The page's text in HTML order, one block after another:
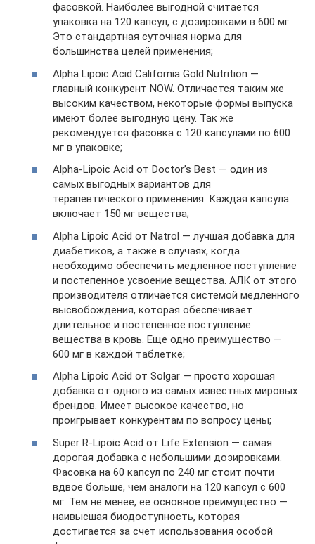
фасовкой. Наиболее выгодной считается
упаковка на 120 капсул, с дозировками в 600 мг.
Это стандартная суточная норма для
большинства целей применения;
Alpha Lipoic Acid California Gold Nutrition —
главный конкурент NOW. Отличается таким же
высоким качеством, некоторые формы выпуска
имеют более выгодную цену. Так же
рекомендуется фасовка с 120 капсулами по 600
мг в упаковке;
Alpha-Lipoic Acid от Doctor’s Best — один из
самых выгодных вариантов для
терапевтического применения. Каждая капсула
включает 150 мг вещества;
Alpha Lipoic Acid от Natrol — лучшая добавка для
диабетиков, а также в случаях, когда
необходимо обеспечить медленное поступление
и постепенное усвоение вещества. АЛК от этого
производителя отличается системой медленного
высвобождения, которая обеспечивает
длительное и постепенное поступление
вещества в кровь. Еще одно преимущество —
600 мг в каждой таблетке;
Alpha Lipoic Acid от Solgar — просто хорошая
добавка от одного из самых известных мировых
брендов. Имеет высокое качество, но
проигрывает конкурентам по вопросу цены;
Super R-Lipoic Acid от Life Extension — самая
дорогая добавка с небольшими дозировками.
Фасовка на 60 капсул по 240 мг стоит почти
вдвое больше, чем аналоги на 120 капсул с 600
мг. Тем не менее, ее основное преимущество —
наивысшая биодоступность, которая
достигается за счет использования особой